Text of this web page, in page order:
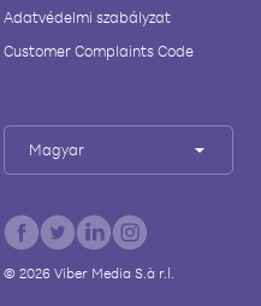
Adatvédelmi szabályzat
Customer Complaints Code
Magyar
© 2026Viber Media S.à r.l.